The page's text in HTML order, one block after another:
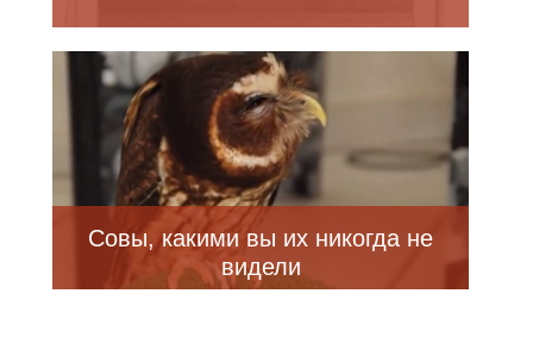
Совы, какими вы их никогда не
видели